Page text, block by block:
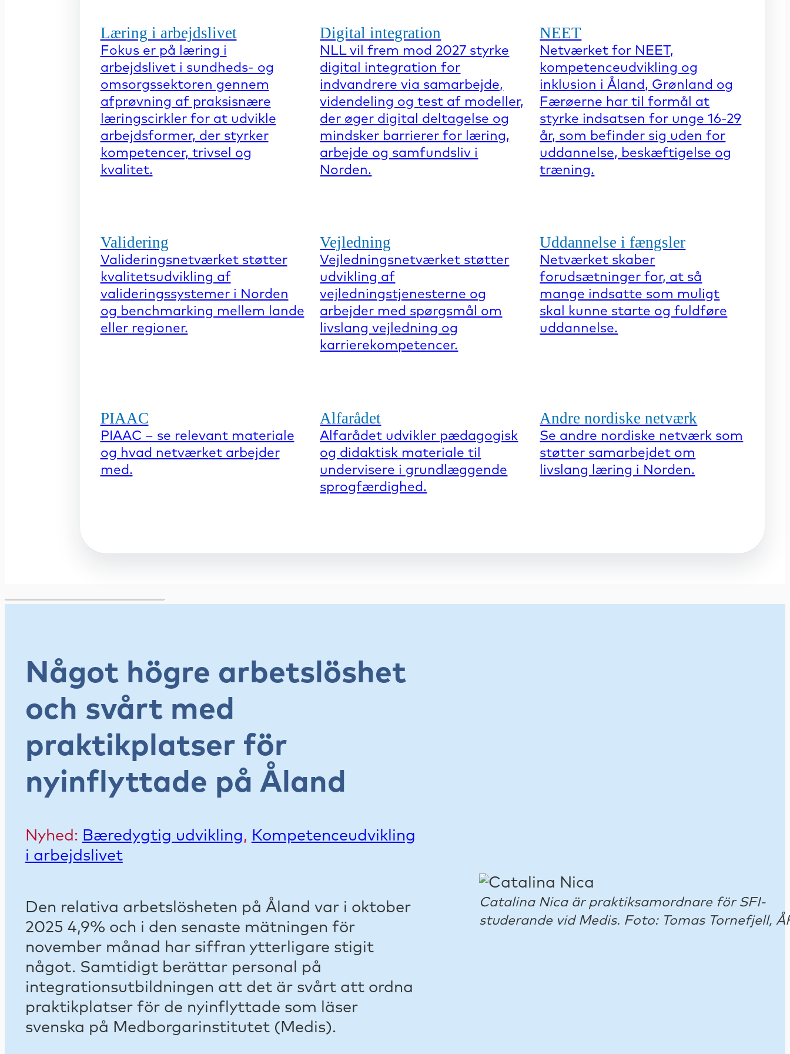
Læring i arbejdslivet
Fokus er på læring i
arbejdslivet i sundheds- og
omsorgssektoren gennem
afprøvning af praksisnære
læringscirkler for at udvikle
arbejdsformer, der styrker
kompetencer, trivsel og
kvalitet.
Digital integration
NLL vil frem mod 2027 styrke
digital integration for
indvandrere via samarbejde,
videndeling og test af modeller,
der øger digital deltagelse og
mindsker barrierer for læring,
arbejde og samfundsliv i
Norden.
NEET
Netværket for NEET,
kompetenceudvikling og
inklusion i Åland, Grønland og
Færøerne har til formål at
styrke indsatsen for unge 16-29
år, som befinder sig uden for
uddannelse, beskæftigelse og
træning.
Validering
Valideringsnetværket støtter
kvalitetsudvikling af
valideringssystemer i Norden
og benchmarking mellem lande
eller regioner.
Vejledning
Vejledningsnetværket støtter
udvikling af
vejledningstjenesterne og
arbejder med spørgsmål om
livslang vejledning og
karrierekompetencer.
Uddannelse i fængsler
Netværket skaber
forudsætninger for, at så
mange indsatte som muligt
skal kunne starte og fuldføre
uddannelse.
PIAAC
PIAAC – se relevant materiale
og hvad netværket arbejder
med.
Alfarådet
Alfarådet udvikler pædagogisk
og didaktisk materiale til
undervisere i grundlæggende
sprogfærdighed.
Andre nordiske netværk
Se andre nordiske netværk som
støtter samarbejdet om
livslang læring i Norden.
Något högre arbetslöshet
och svårt med
praktikplatser för
nyinflyttade på Åland
Nyhed: Bæredygtig udvikling, Kompetenceudvikling
i arbejdslivet
Den relativa arbetslösheten på Åland var i oktober
2025 4,9% och i den senaste mätningen för
november månad har siffran ytterligare stigit
något. Samtidigt berättar personal på
integrationsutbildningen att det är svårt att ordna
praktikplatser för de nyinflyttade som läser
svenska på Medborgarinstitutet (Medis).
Catalina Nica är praktiksamordnare för SFI-
studerande vid Medis. Foto: Tomas Tornefjell,